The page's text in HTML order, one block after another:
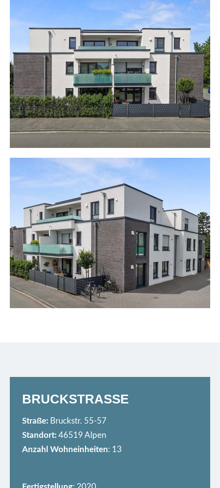
BRUCKSTRASSE
Straße: Bruckstr. 55-57
Standort: 46519 Alpen
Anzahl Wohneinheiten: 13